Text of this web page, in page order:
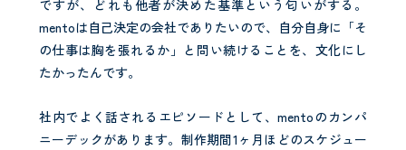
ですが、どれも他者が決めた基準という匂いがする。
mentoは自己決定の会社でありたいので、自分自身に「そ
の仕事は胸を張れるか」と問い続けることを、文化にし
たかったんです。
社内でよく話されるエピソードとして、mentoのカンパ
ニーデックがあります。制作期間1ヶ月ほどのスケジュー